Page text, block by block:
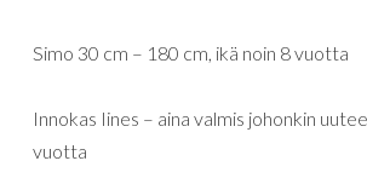
Simo 30 cm – 180 cm, ikä noin 8 vuotta
Innokas Iines – aina valmis johonkin
vuotta